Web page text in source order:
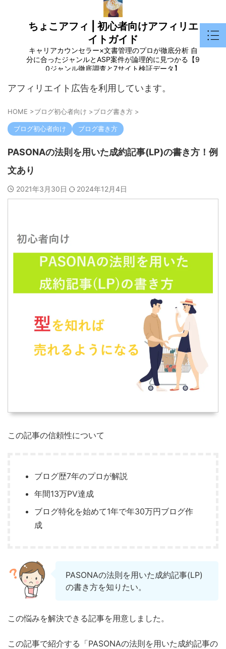
ちょこアフィ | 初心者向けアフィリエ
イトガイド
キャリアカウンセラー×文書管理のプロが徹底分析 自
分に合ったジャンルとASP案件が論理的に見つかる【9
0ジャンル徹底調査と7サイト検証データ】
アフィリエイト広告を利用しています。
HOME >ブログ初心者向け >ブログ書き方 >
ブログ初心者向け ブログ書き方
PASONAの法則を用いた成約記事(LP)の書き方！例
文あり
2021年3月30日 2024年12月4日
この記事の信頼性について
ブログ歴7年のプロが解説
年間13万PV達成
ブログ特化を始めて1年で年30万円ブログ作
成
PASONAの法則を用いた成約記事(LP)
の書き方を知りたい。
この悩みを解決できる記事を用意しました。
この記事で紹介する「PASONAの法則を用いた成約記事の